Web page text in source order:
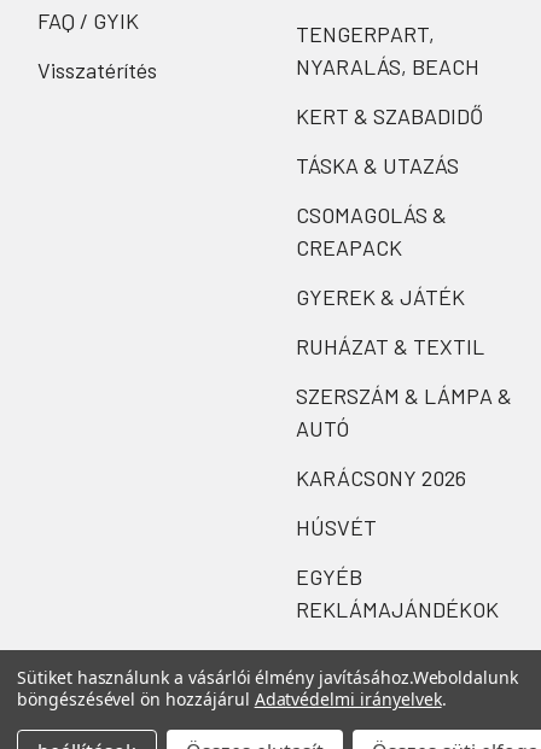
FAQ / GYIK
Visszatérítés
TENGERPART,
NYARALÁS, BEACH
KERT & SZABADIDŐ
TÁSKA & UTAZÁS
CSOMAGOLÁS &
CREAPACK
GYEREK & JÁTÉK
RUHÁZAT & TEXTIL
SZERSZÁM & LÁMPA &
AUTÓ
KARÁCSONY 2026
HÚSVÉT
EGYÉB
REKLÁMAJÁNDÉKOK
Sütiket használunk a vásárlói élmény javításához.Weboldalunk
böngészésével ön hozzájárul Adatvédelmi irányelvek.